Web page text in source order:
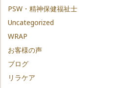
PSW・精神保健福祉士
Uncategorized
WRAP
お客様の声
ブログ
リラケア